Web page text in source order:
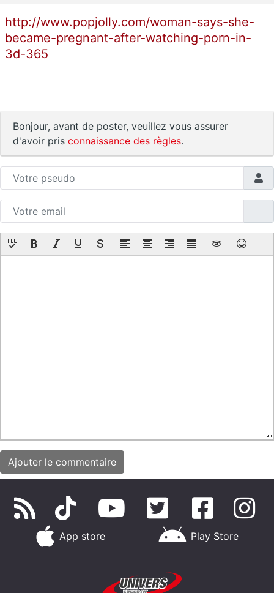
http://www.popjolly.com/woman-says-she-
became-pregnant-after-watching-porn-in-
3d-365
Bonjour, avant de poster, veuillez vous assurer
d'avoir pris connaissance des règles.
App store Play Store